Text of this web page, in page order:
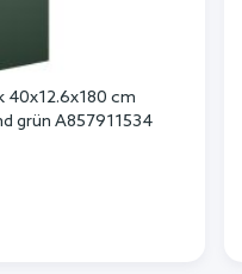
40x12.6x180 cm
grün A857911534